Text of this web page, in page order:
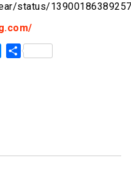
status/
Messenger
Share